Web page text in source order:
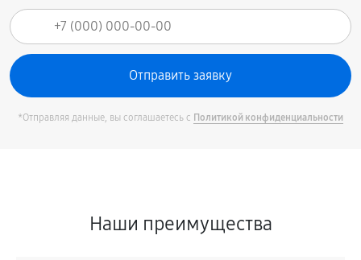
*Отправляя данные, вы соглашаетесь с Политикой конфиденциальности
Наши преимущества